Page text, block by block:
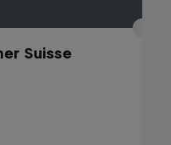
Suisse